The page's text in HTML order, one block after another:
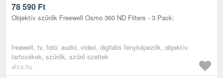
78 590 Ft
Objektív szűrők Freewell Osmo 360 ND Filters - 3 Pack:
freewell, tv, fotó, audió, videó, digitális fényképezők, objektív,
tartozékok, szűrők, szűrő szettek
alza.hu